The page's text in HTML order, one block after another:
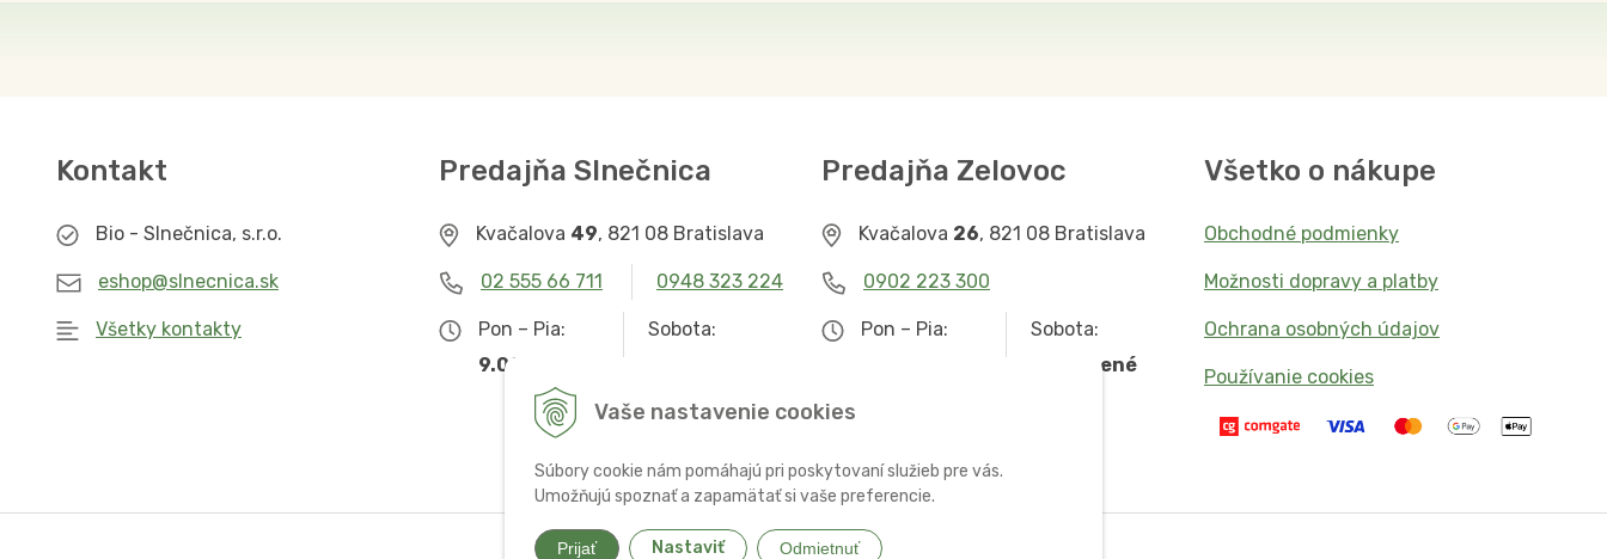
Vaše nastavenie cookies
Súbory cookie nám pomáhajú pri poskytovaní služieb pre vás.
Umožňujú spoznať a zapamätať si vaše preferencie.
Prijať Nastaviť Odmietnuť
Kontakt
Bio - Slnečnica, s.r.o.
eshop@slnecnica.sk
Všetky kontakty
Predajňa Slnečnica
Kvačalova 49, 821 08 Bratislava
02 555 66 711 0948 323 224
Pon – Pia:
9.00 – 19.00
Sobota:
Predajňa Zelovoc
Kvačalova 26, 821 08 Bratislava
0902 223 300
Pon – Pia:
Sobota:
Zatvorené
Všetko o nákupe
Obchodné podmienky
Možnosti dopravy a platby
Ochrana osobných údajov
Používanie cookies